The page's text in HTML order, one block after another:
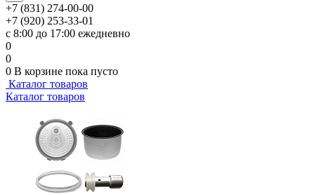
+7 (831) 274-00-00
+7 (920) 253-33-01
с 8:00 до 17:00 ежедневно
0
0
0 В корзине пока пусто
Каталог товаров
Каталог товаров